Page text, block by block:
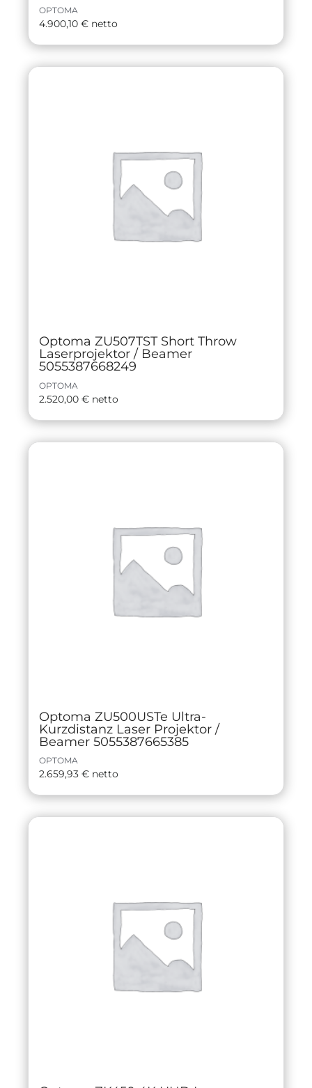
OPTOMA
4.900,10 € netto
Optoma ZU507TST Short Throw
Laserprojektor / Beamer
5055387668249
OPTOMA
2.520,00 € netto
Optoma ZU500USTe Ultra-
Kurzdistanz Laser Projektor /
Beamer 5055387665385
OPTOMA
2.659,93 € netto